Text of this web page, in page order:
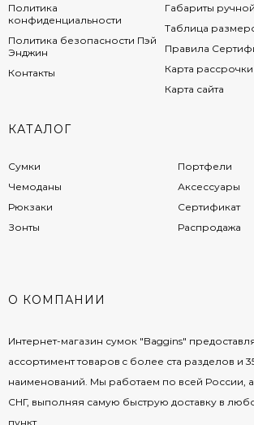
Политика
конфиденциальности
Политика безопасности Пэй
Энджин
Контакты
Габариты
Таблица
Правила
Карта
Карта сайта
КАТАЛОГ
Сумки
Чемоданы
Рюкзаки
Зонты
Портфели
Аксессуары
Сертификат
Распродажа
О КОМПАНИИ
Интернет-магазин сумок "Baggins"
ассортимент товаров c более ста разделов и
наименований. Мы работаем по всей России, а
СНГ, выполняя самую быструю доставку в
пункт.